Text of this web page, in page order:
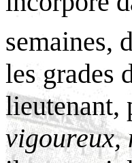
semaines,
les grades
lieutenant,
vigoureux,